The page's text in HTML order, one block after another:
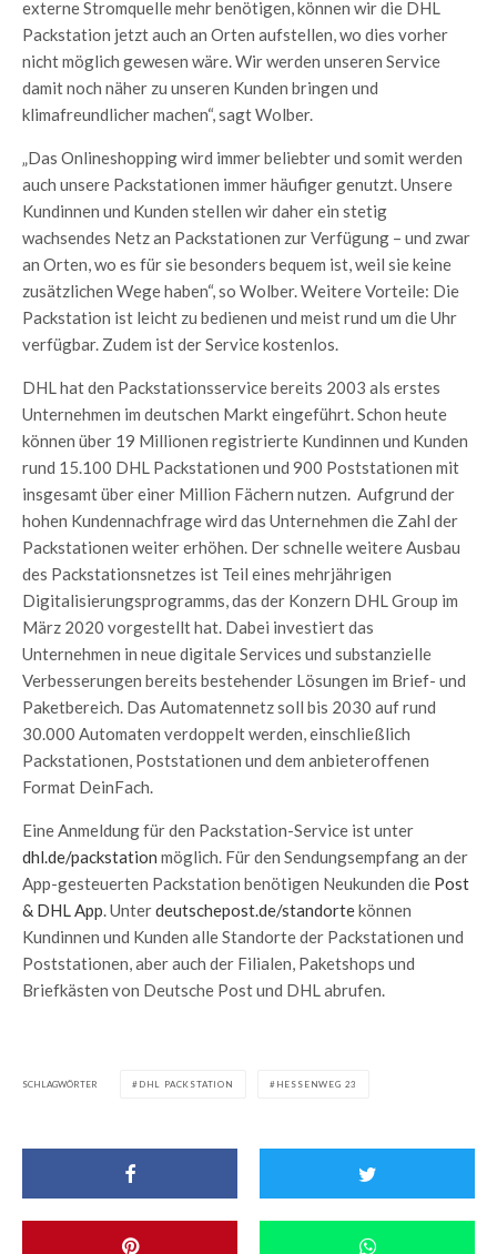
externe Stromquelle mehr benötigen, können wir die DHL
Packstation jetzt auch an Orten aufstellen, wo dies vorher
nicht möglich gewesen wäre. Wir werden unseren Service
damit noch näher zu unseren Kunden bringen und
klimafreundlicher machen“, sagt Wolber.
„Das Onlineshopping wird immer beliebter und somit werden
auch unsere Packstationen immer häufiger genutzt. Unsere
Kundinnen und Kunden stellen wir daher ein stetig
wachsendes Netz an Packstationen zur Verfügung – und zwar
an Orten, wo es für sie besonders bequem ist, weil sie keine
zusätzlichen Wege haben“, so Wolber. Weitere Vorteile: Die
Packstation ist leicht zu bedienen und meist rund um die Uhr
verfügbar. Zudem ist der Service kostenlos.
DHL hat den Packstationsservice bereits 2003 als erstes
Unternehmen im deutschen Markt eingeführt. Schon heute
können über 19 Millionen registrierte Kundinnen und Kunden
rund 15.100 DHL Packstationen und 900 Poststationen mit
insgesamt über einer Million Fächern nutzen. Aufgrund der
hohen Kundennachfrage wird das Unternehmen die Zahl der
Packstationen weiter erhöhen. Der schnelle weitere Ausbau
des Packstationsnetzes ist Teil eines mehrjährigen
Digitalisierungsprogramms, das der Konzern DHL Group im
März 2020 vorgestellt hat. Dabei investiert das
Unternehmen in neue digitale Services und substanzielle
Verbesserungen bereits bestehender Lösungen im Brief- und
Paketbereich. Das Automatennetz soll bis 2030 auf rund
30.000 Automaten verdoppelt werden, einschließlich
Packstationen, Poststationen und dem anbieteroffenen
Format DeinFach.
Eine Anmeldung für den Packstation-Service ist unter
dhl.de/packstation möglich. Für den Sendungsempfang an der
App-gesteuerten Packstation benötigen Neukunden die Post
& DHL App. Unterdeutschepost.de/standortekönnen
Kundinnen und Kunden alle Standorte der Packstationen und
Poststationen, aber auch der Filialen, Paketshops und
Briefkästen von Deutsche Post und DHL abrufen.
SCHLAGWÖRTER DHL PACKSTATION HESSENWEG 23